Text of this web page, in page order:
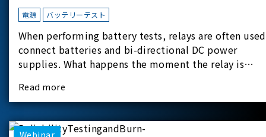
電源 バッテリーテスト
When performing battery tests, relays are often
connect batteries and bi-directional DC power
supplies. What happens the moment the relay is
experimental equipment for this study.provides an
applicati
Read more